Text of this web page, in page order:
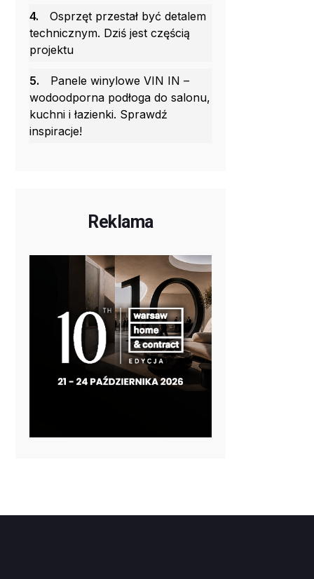
4.
Osprzęt przestał być detalem
technicznym. Dziś jest częścią
projektu
5.
Panele winylowe VIN IN –
wodoodporna podłoga do salonu,
kuchni i łazienki. Sprawdź
inspiracje!
Reklama